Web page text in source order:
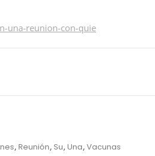
una-reunion-con-quie
, Reunión, Su, Una, Vacunas